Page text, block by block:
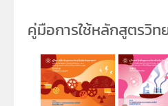
คู่มือการใช้หลักสูตรวิท